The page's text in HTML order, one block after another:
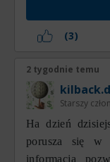
(3)
2 tygodnie temu
Starszy
На dzień
porusza się w
informacja